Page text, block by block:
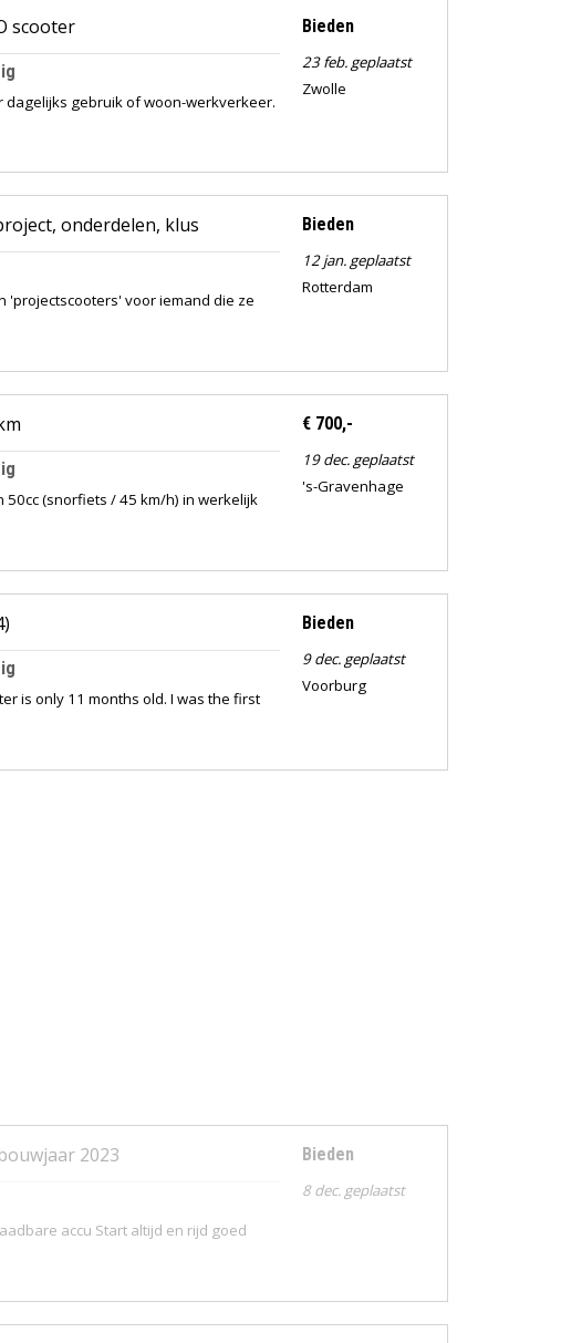
scooter
gebruik of woon-werkverkeer.
Bieden
23 feb. geplaatst
Zwolle
onderdelen, klus
'projectscooters' voor iemand die ze
Bieden
12 jan. geplaatst
Rotterdam
50cc (snorfiets / 45 km/h) in werkelijk
€ 700,-
19 dec. geplaatst
's-Gravenhage
is only 11 months old. I was the first
Bieden
9 dec. geplaatst
Voorburg
2023
accu Start altijd en rijd goed
Bieden
8 dec. geplaatst